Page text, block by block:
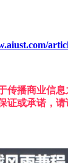
传播商业信
证或承诺，